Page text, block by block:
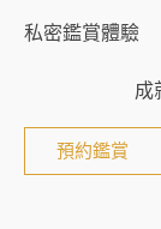
私密鑑賞體驗
成
預約鑑賞